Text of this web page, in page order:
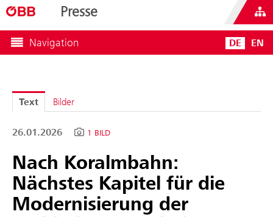
Presse
Navigation DE EN
Text Bilder
26.01.2026 1 BILD
Nach Koralmbahn:
Nächstes Kapitel für die
Modernisierung der